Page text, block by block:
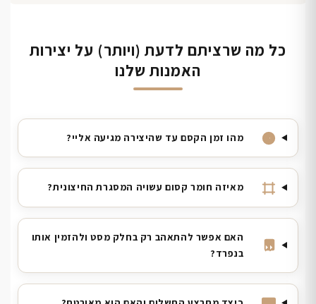
כל מה שרציתם לדעת (ויותר) על יצירות
האמנות שלנו
מהו זמן הקסם עד שהיצירה מגיעה אליי?
מאיזה חומר קסום עשויה המסגרת החיצונית?
האם אפשר להתאהב רק בחלק מסט ולהזמין אותו
בנפרד?